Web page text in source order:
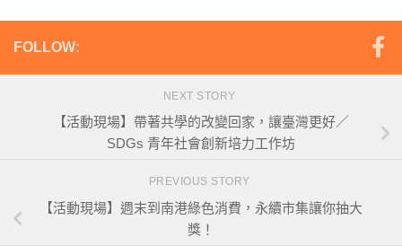
FOLLOW:
NEXT STORY
【活動現場】帶著共學的改變回家，讓臺灣更好／
SDGs 青年社會創新培力工作坊
PREVIOUS STORY
【活動現場】週末到南港綠色消費，永續市集讓你抽大
獎！